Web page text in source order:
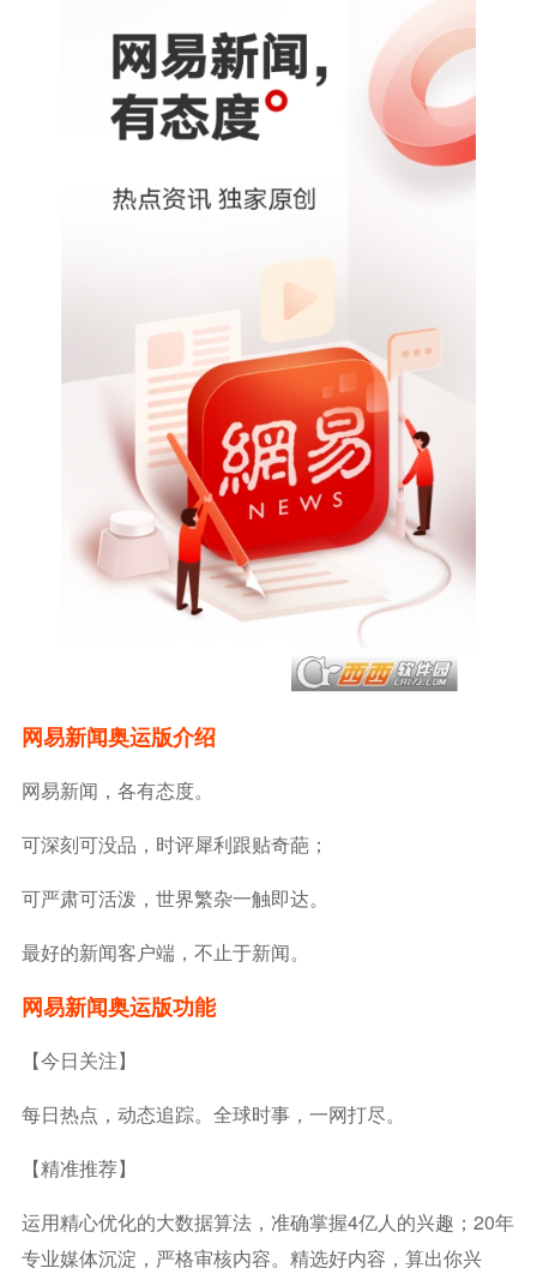
网易新闻奥运版介绍
网易新闻，各有态度。
可深刻可没品，时评犀利跟贴奇葩；
可严肃可活泼，世界繁杂一触即达。
最好的新闻客户端，不止于新闻。
网易新闻奥运版功能
【今日关注】
每日热点，动态追踪。全球时事，一网打尽。
【精准推荐】
运用精心优化的大数据算法，准确掌握4亿人的兴趣；20年
专业媒体沉淀，严格审核内容。精选好内容，算出你兴